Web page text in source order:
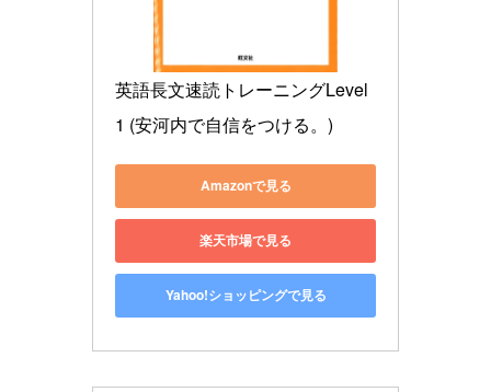
英語長文速読トレーニングLevel
1 (安河内で自信をつける。)
Amazonで見る
楽天市場で見る
Yahoo!ショッピングで見る